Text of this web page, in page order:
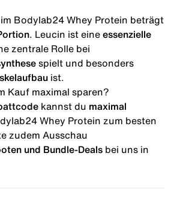
im Bodylab24 Whey Protein beträgt
. Leucin ist eine essenzielle
zentrale Rolle bei
spielt und besonders
ist.
Kauf maximal sparen?
kannst du maximal
Whey Protein zum besten
zudem Ausschau
und Bundle-Deals bei uns in